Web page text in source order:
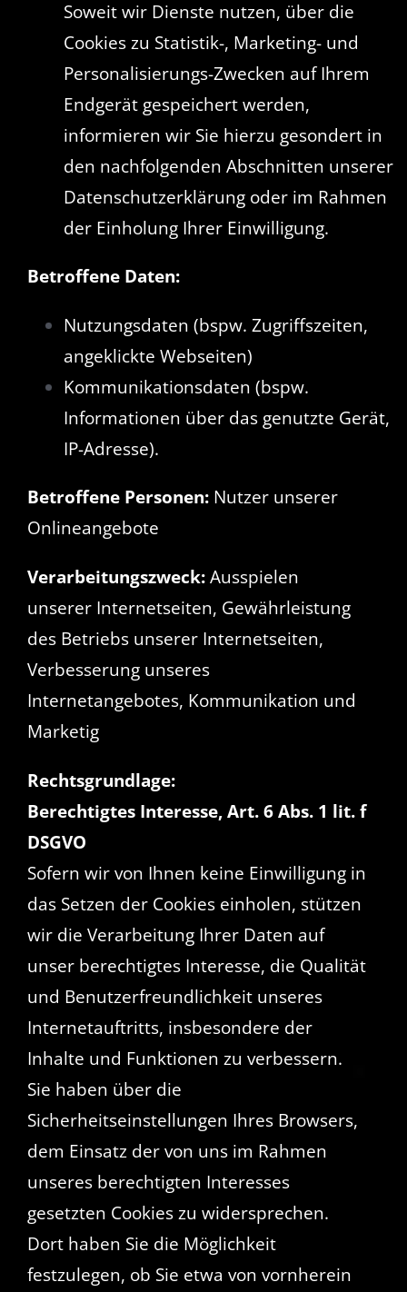
Soweit wir Dienste nutzen, über die
Cookies zu Statistik-, Marketing- und
Personalisierungs-Zwecken auf Ihrem
Endgerät gespeichert werden,
informieren wir Sie hierzu gesondert in
den nachfolgenden Abschnitten unserer
Datenschutzerklärung oder im Rahmen
der Einholung Ihrer Einwilligung.
Betroffene Daten:
Nutzungsdaten (bspw. Zugriffszeiten,
angeklickte Webseiten)
Kommunikationsdaten (bspw.
Informationen über das genutzte Gerät,
IP-Adresse).
Betroffene Personen: Nutzer unserer
Onlineangebote
Verarbeitungszweck:Ausspielen
unserer Internetseiten, Gewährleistung
des Betriebs unserer Internetseiten,
Verbesserung unseres
Internetangebotes, Kommunikation und
Marketig
Rechtsgrundlage:
Berechtigtes Interesse, Art. 6 Abs. 1 lit. f
DSGVO
Sofern wir von Ihnen keine Einwilligung in
das Setzen der Cookies einholen, stützen
wir die Verarbeitung Ihrer Daten auf
unser berechtigtes Interesse, die Qualität
und Benutzerfreundlichkeit unseres
Internetauftritts, insbesondere der
Inhalte und Funktionen zu verbessern.
Sie haben über die
Sicherheitseinstellungen Ihres Browsers,
dem Einsatz der von uns im Rahmen
unseres berechtigten Interesses
gesetzten Cookies zu widersprechen.
Dort haben Sie die Möglichkeit
festzulegen, ob Sie etwa von vornherein